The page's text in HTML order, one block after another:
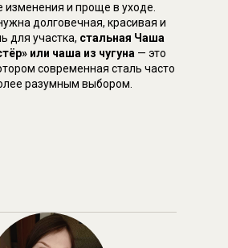
изменения и проще в уходе.
долговечная, красивая и
для участка, стальная Чаша
или чаша из чугуна — это
современная сталь часто
разумным выбором.